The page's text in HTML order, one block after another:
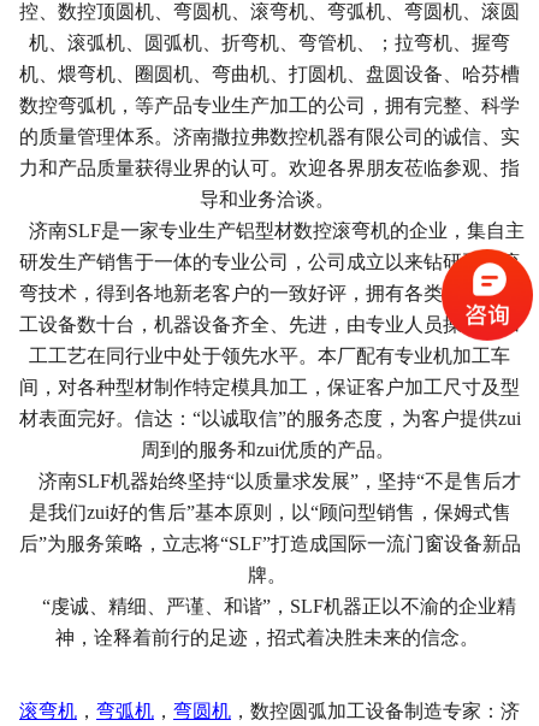
控、数控顶圆机、弯圆机、滚弯机、弯弧机、弯圆机、滚圆
机、滚弧机、圆弧机、折弯机、弯管机、；拉弯机、握弯
机、煨弯机、圈圆机、弯曲机、打圆机、盘圆设备 、哈芬槽
数控弯弧机， 等产品专业生产加工的公司，拥有完整、科学
的质量管理体系。济南撒拉弗数控机器有限公司的诚信、实
力和产品质量获得业界的认可。欢迎各界朋友莅临参观、指
导和业务洽谈。
济南SLF是一家专业生产铝型材数控滚弯机的企业，集自主
研发生产销售于一体的专业公司，公司成立以来钻研型材滚
弯技术，得到各地新老客户的一致好评，拥有各类型弯弧加
工设备数十台，机器设备齐全、先进，由专业人员操作，加
工工艺在同行业中处于领先水平。本厂配有专业机加工车
间，对各种型材制作特定模具加工，保证客户加工尺寸及型
材表面完好。信达：“以诚取信”的服务态度，为客户提供zui
周到的服务和zui优质的产品。
济南SLF机器始终坚持“以质量求发展”，坚持“不是售后才
是我们zui好的售后”基本原则，以“顾问型销售，保姆式售
后”为服务策略，立志将“SLF”打造成国际一流门窗设备新品
牌。
“虔诚、精细、严谨、和谐”，SLF机器正以不渝的企业精
神，诠释着前行的足迹，招式着决胜未来的信念。
滚弯机 ， 弯弧机 ， 弯圆机 ，数控圆弧加工设备制造专家：济